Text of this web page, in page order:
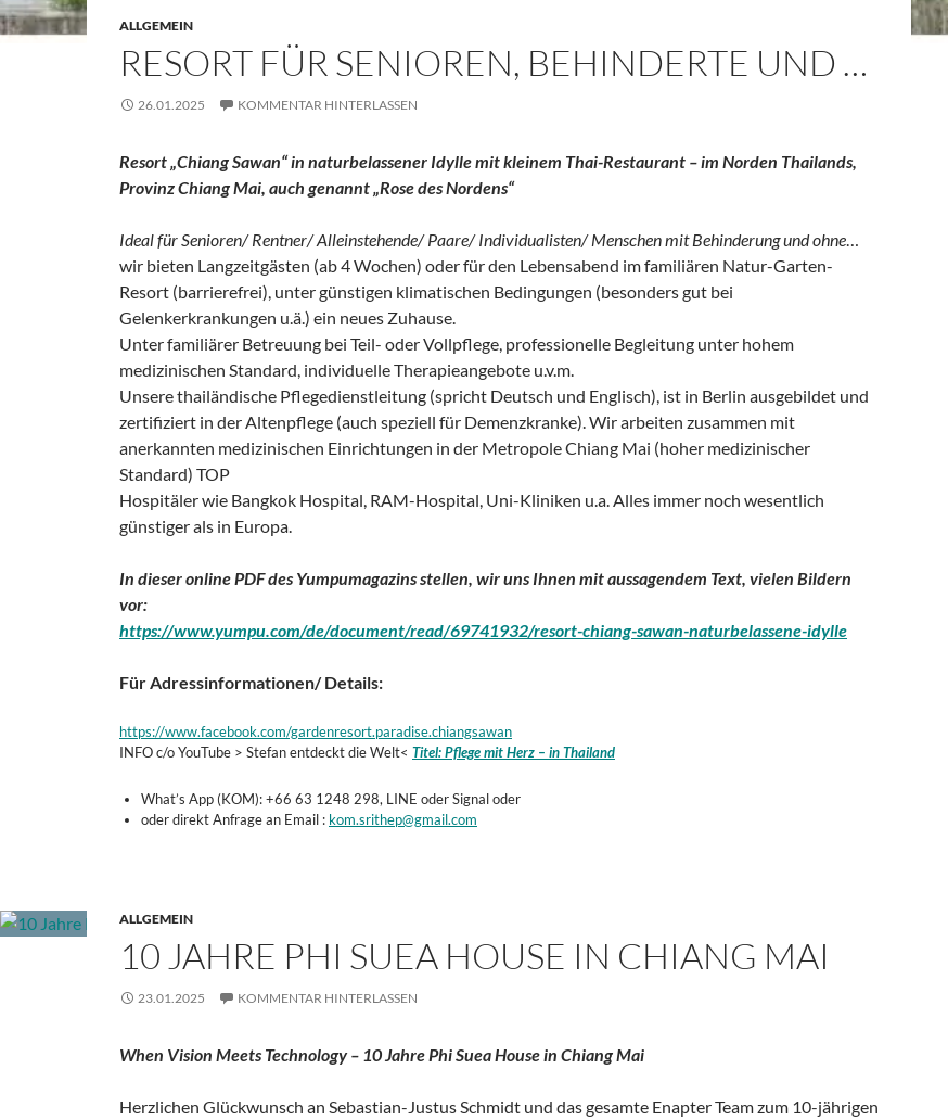
ALLGEMEIN
RESORT FÜR SENIOREN, BEHINDERTE UND …
26.01.2025 KOMMENTAR HINTERLASSEN
Resort „Chiang Sawan“ in naturbelassener Idylle mit kleinem Thai-Restaurant – im Norden Thailands,
Provinz Chiang Mai, auch genannt „Rose des Nordens“
Ideal für Senioren/ Rentner/ Alleinstehende/ Paare/ Individualisten/ Menschen mit Behinderung und ohne
wir bieten Langzeitgästen (ab 4 Wochen) oder für den Lebensabend im familiären Natur-Garten-
Resort (barrierefrei), unter günstigen klimatischen Bedingungen (besonders gut bei
Gelenkerkrankungen u.ä.) ein neues Zuhause.
Unter familiärer Betreuung bei Teil- oder Vollpflege, professionelle Begleitung unter hohem
medizinischen Standard, individuelle Therapieangebote u.v.m.
Unsere thailändische Pflegedienstleitung (spricht Deutsch und Englisch), ist in Berlin ausgebildet und
zertifiziert in der Altenpflege (auch speziell für Demenzkranke). Wir arbeiten zusammen mit
anerkannten medizinischen Einrichtungen in der Metropole Chiang Mai (hoher medizinischer
Standard) TOP
Hospitäler wie Bangkok Hospital, RAM-Hospital, Uni-Kliniken u.a. Alles immer noch wesentlich
günstiger als in Europa.
In dieser online PDF des Yumpumagazins stellen, wir uns Ihnen mit aussagendem Text, vielen Bildern
vor:
https://www.yumpu.com/de/document/read/69741932/resort-chiang-sawan-naturbelassene-idylle
Für Adressinformationen/ Details:
https://www.facebook.com/gardenresort.paradise.chiangsawan
INFO c/o YouTube > Stefan entdeckt die Welt< Titel: Pflege mit Herz – in Thailand
What’s App (KOM): +66 63 1248 298, LINE oder Signal oder
oder direkt Anfrage an Email : kom.srithep@gmail.com
ALLGEMEIN
10 JAHRE PHI SUEA HOUSE IN CHIANG MAI
23.01.2025 KOMMENTAR HINTERLASSEN
When Vision Meets Technology – 10 Jahre Phi Suea House in Chiang Mai
Herzlichen Glückwunsch an Sebastian-Justus Schmidt und das gesamte Enapter Team zum 10-jährigen